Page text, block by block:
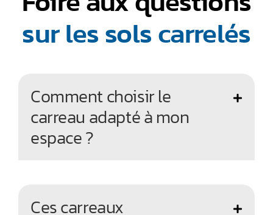
sur les sols carrelés
Comment choisir le
carreau adapté à mon
espace ?
Ces carreaux